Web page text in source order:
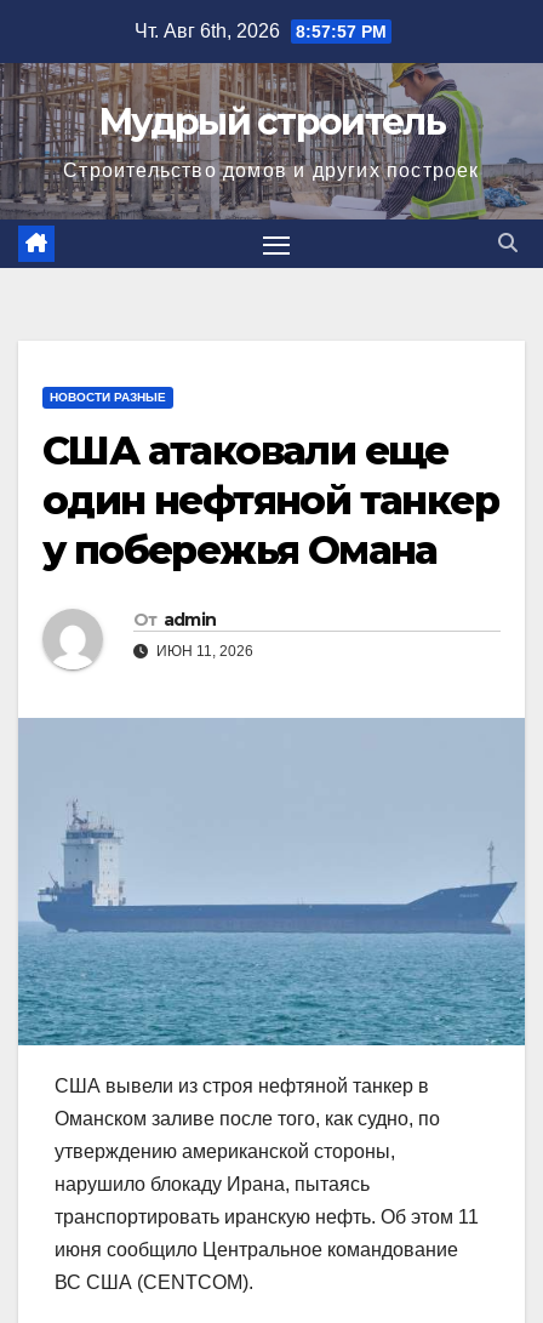
содержимому
Чт. Авг 6th, 2026 8:57:58 PM
Мудрый строитель
Строительство домов и других построек
НОВОСТИ РАЗНЫЕ
США атаковали еще
один нефтяной танкер
у побережья Омана
От admin
ИЮН 11, 2026
США вывели из строя нефтяной танкер в
Оманском заливе после того, как судно, по
утверждению американской стороны,
нарушило блокаду Ирана, пытаясь
транспортировать иранскую нефть. Об этом 11
июня сообщило Центральное командование
ВС США (CENTCOM).